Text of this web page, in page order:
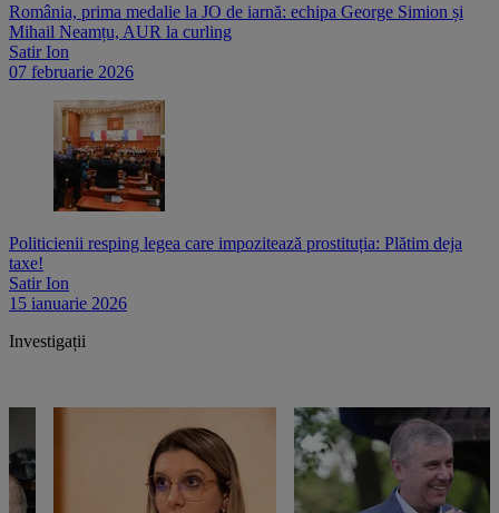
România, prima medalie la JO de iarnă: echipa George Simion și
Mihail Neamțu, AUR la curling
Satir Ion
07 februarie 2026
Politicienii resping legea care impozitează prostituția: Plătim deja
taxe!
Satir Ion
15 ianuarie 2026
Investigații